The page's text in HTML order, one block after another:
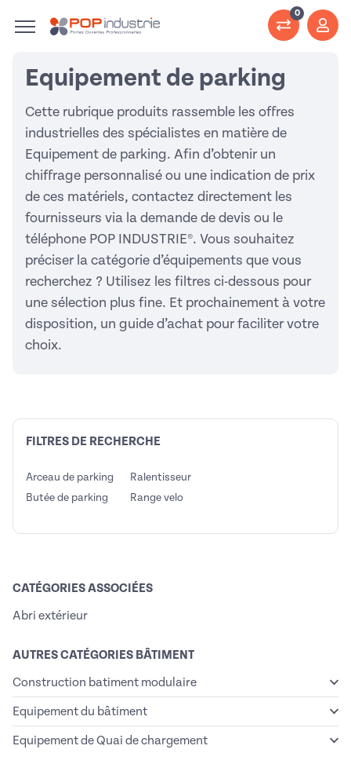
0
Equipement de parking
Cette rubrique produits rassemble les offres
industrielles des spécialistes en matière de
Equipement de parking. Afin d’obtenir un
chiffrage personnalisé ou une indication de prix
de ces matériels, contactez directement les
fournisseurs via la demande de devis ou le
téléphone POP INDUSTRIE®. Vous souhaitez
préciser la catégorie d’équipements que vous
recherchez ? Utilisez les filtres ci-dessous pour
une sélection plus fine. Et prochainement à votre
disposition, un guide d’achat pour faciliter votre
choix.
FILTRES DE RECHERCHE
Arceau de parking
Butée de parking
Ralentisseur
Range velo
CATÉGORIES ASSOCIÉES
Abri extérieur
AUTRES CATÉGORIES BÂTIMENT
Construction batiment modulaire
Equipement du bâtiment
Equipement de Quai de chargement